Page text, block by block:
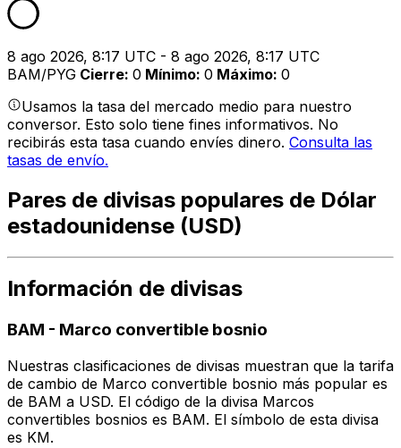
8 ago 2026, 8:17 UTC - 8 ago 2026, 8:17 UTC
BAM/PYG Cierre: 0 Mínimo: 0 Máximo: 0
Usamos la tasa del mercado medio para nuestro
conversor. Esto solo tiene fines informativos. No
recibirás esta tasa cuando envíes dinero. Consulta las
tasas de envío.
Pares de divisas populares de Dólar
estadounidense (USD)
Información de divisas
BAM - Marco convertible bosnio
Nuestras clasificaciones de divisas muestran que la tarifa
de cambio de Marco convertible bosnio más popular es
de BAM a USD. El código de la divisa Marcos
convertibles bosnios es BAM. El símbolo de esta divisa
es KM.